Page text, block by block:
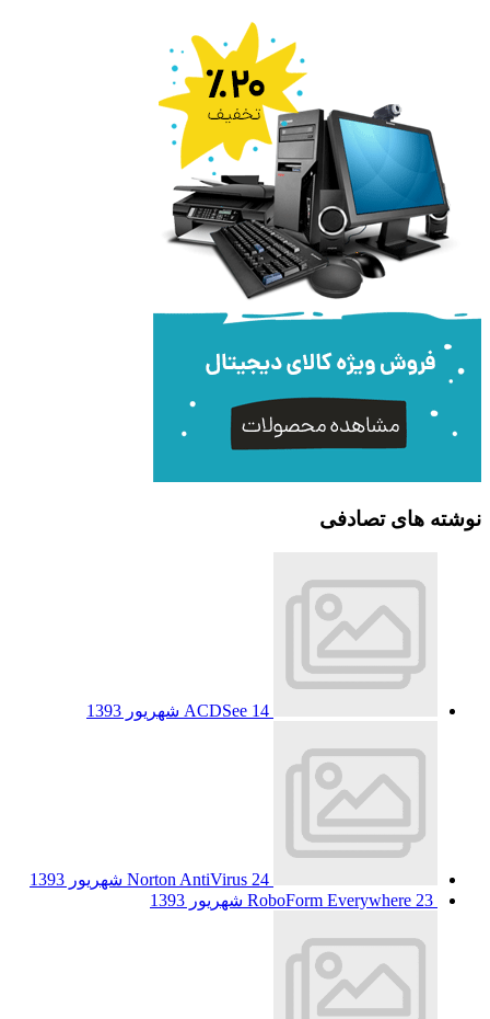
نوشته های تصادفی
ACDSee 14 شهریور 1393
Norton AntiVirus 24 شهریور 1393
RoboForm Everywhere 23 شهریور 1393